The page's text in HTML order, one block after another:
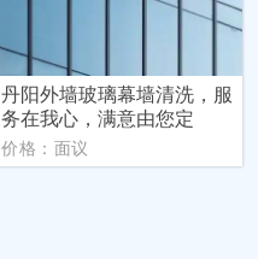
丹阳外墙玻璃幕墙清洗，服
务在我心，满意由您定
价格：面议